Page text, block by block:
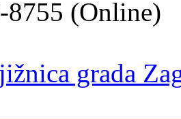
8755 (Online)
grada